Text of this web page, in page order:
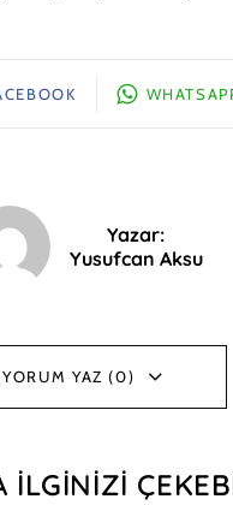
Yazar:
Yusufcan Aksu
YORUM YAZ (0)
İLGINIZI